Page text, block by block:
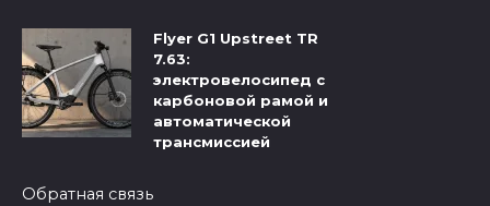
Flyer G1 Upstreet TR
7.63:
электровелосипед с
карбоновой рамой и
автоматической
трансмиссией
Обратная связь